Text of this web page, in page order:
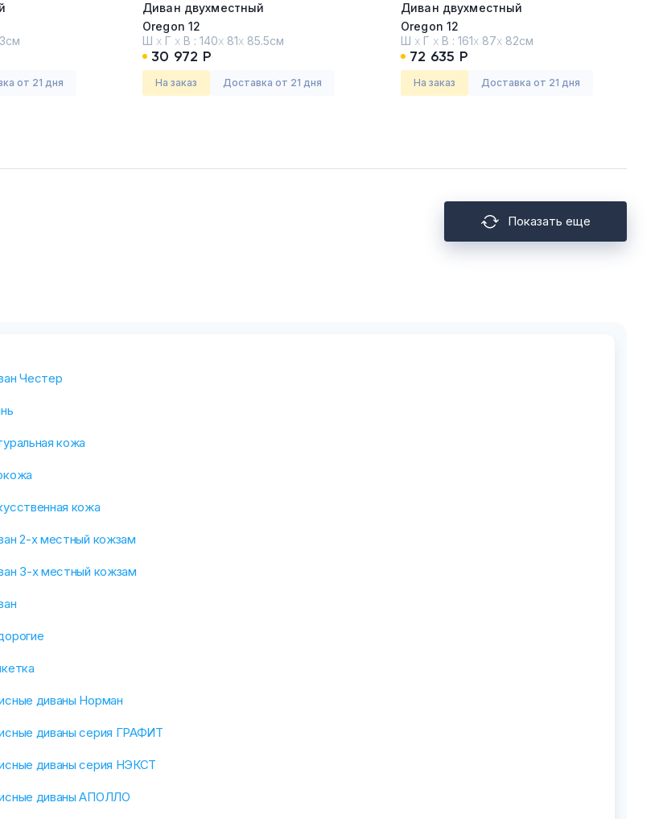
от 21 дня
Диван двухместный
Oregon 12
Ш х Г х В : 140х 81х 85.5см
30 972 Р
На заказ Доставка от 21 дня
Диван двухместный
Oregon 12
Ш х Г х В : 161х 87х 82см
72 635 Р
На заказ Доставка от 21 дня
Показать еще
Честер
кожа
кожа
2-х местный кожзам
3-х местный кожзам
диваны Норман
диваны серия ГРАФИТ
диваны серия НЭКСТ
диваны АПОЛЛО